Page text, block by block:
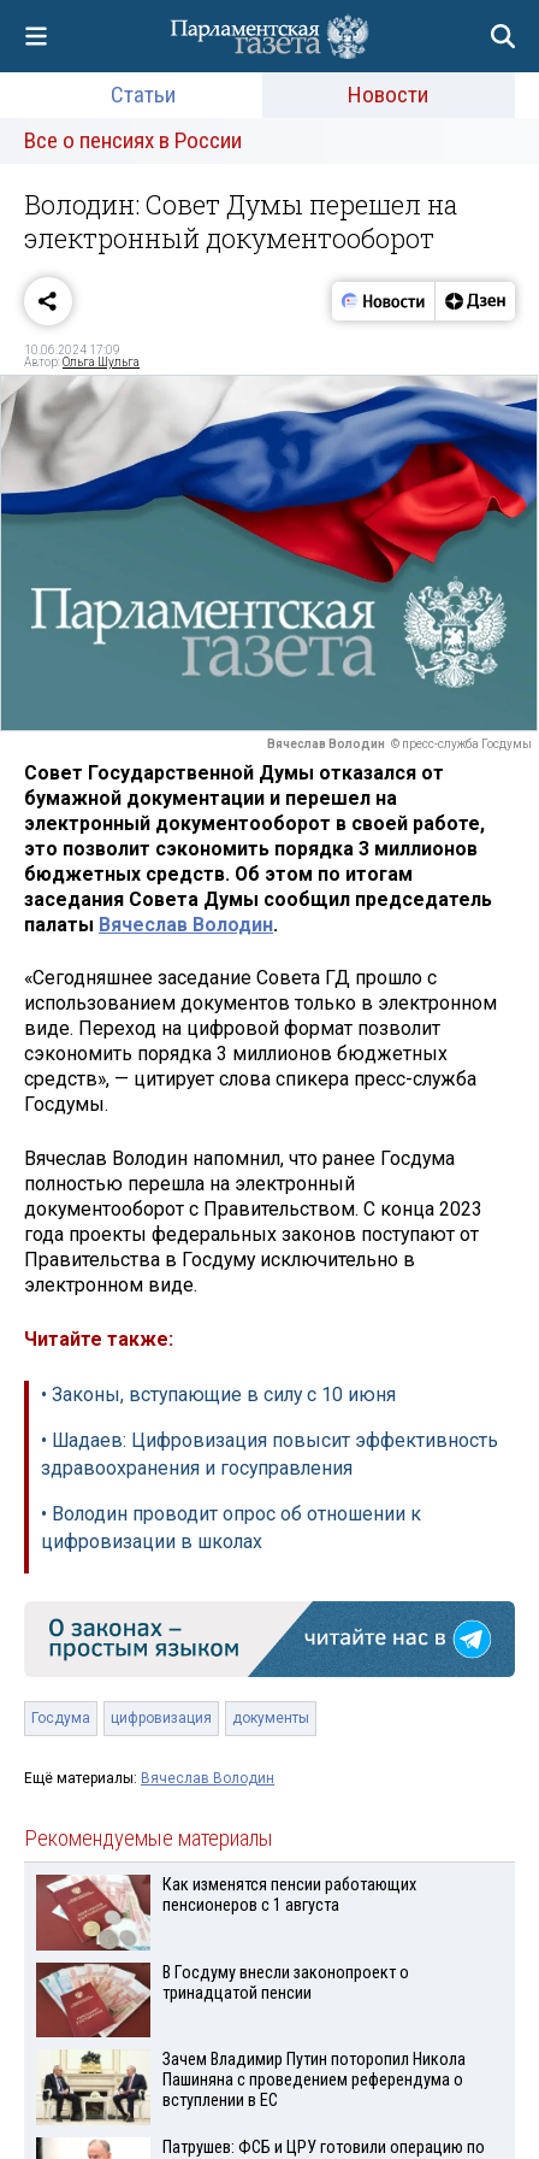
Статьи
Новости
Все о пенсиях в России
Володин: Совет Думы перешел на
электронный документооборот
10.06.2024 17:09
Автор:Ольга Шульга
Вячеслав Володин © пресс-служба Госдумы
Совет Государственной Думы отказался от
бумажной документации и перешел на
электронный документооборот в своей работе,
это позволит сэкономить порядка 3 миллионов
бюджетных средств. Об этом по итогам
заседания Совета Думы сообщил председатель
палаты Вячеслав Володин.
«Сегодняшнее заседание Совета ГД прошло с
использованием документов только в электронном
виде. Переход на цифровой формат позволит
сэкономить порядка 3 миллионов бюджетных
средств», — цитирует слова спикера пресс-служба
Госдумы.
Вячеслав Володин напомнил, что ранее Госдума
полностью перешла на электронный
документооборот с Правительством. С конца 2023
года проекты федеральных законов поступают от
Правительства в Госдуму исключительно в
электронном виде.
Читайте также:
• Законы, вступающие в силу с 10 июня
• Шадаев: Цифровизация повысит эффективность
здравоохранения и госуправления
• Володин проводит опрос об отношении к
цифровизации в школах
Госдума цифровизация документы
Ещё материалы: Вячеслав Володин
Рекомендуемые материалы
Как изменятся пенсии работающих
пенсионеров с 1 августа
В Госдуму внесли законопроект о
тринадцатой пенсии
Зачем Владимир Путин поторопил Никола
Пашиняна с проведением референдума о
вступлении в ЕС
Патрушев: ФСБ и ЦРУ готовили операцию по